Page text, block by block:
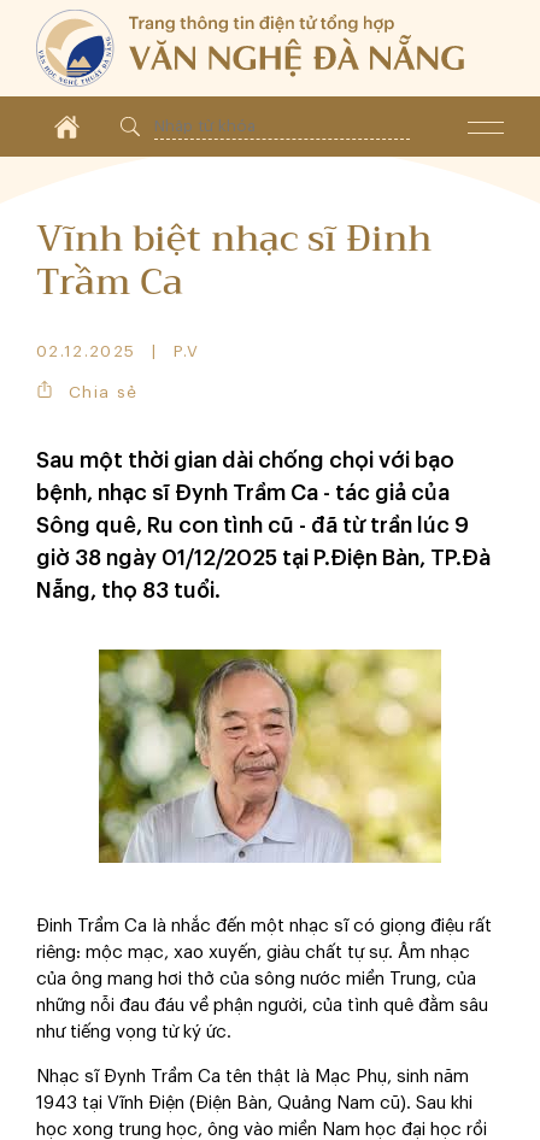
Vĩnh biệt nhạc sĩ Đinh
Trầm Ca
02.12.2025 P.V
Chia sẻ
Sau một thời gian dài chống chọi với bạo
bệnh, nhạc sĩ Đynh Trầm Ca - tác giả của
Sông quê, Ru con tình cũ - đã từ trần lúc 9
giờ 38 ngày 01/12/2025 tại P.Điện Bàn, TP.Đà
Nẵng, thọ 83 tuổi.
Đinh Trầm Ca là nhắc đến một nhạc sĩ có giọng điệu rất
riêng: mộc mạc, xao xuyến, giàu chất tự sự. Âm nhạc
của ông mang hơi thở của sông nước miền Trung, của
những nỗi đau đáu về phận người, của tình quê đằm sâu
như tiếng vọng từ ký ức.
Nhạc sĩ Đynh Trầm Ca tên thật là Mạc Phụ, sinh năm
1943 tại Vĩnh Điện (Điện Bàn, Quảng Nam cũ). Sau khi
học xong trung học, ông vào miền Nam học đại học rồi